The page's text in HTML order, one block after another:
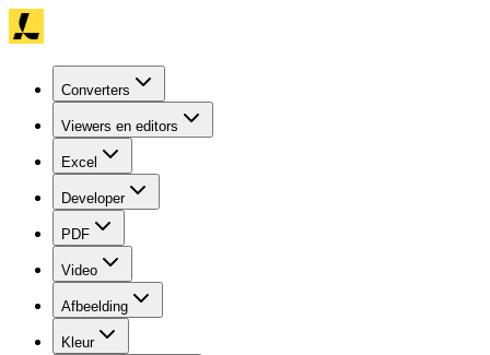
Converters
Viewers en editors
Excel
Developer
PDF
Video
Afbeelding
Kleur